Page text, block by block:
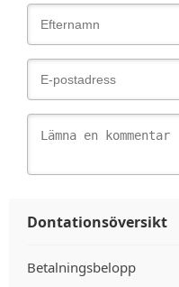
Dontationsöversikt
Betalningsbelopp